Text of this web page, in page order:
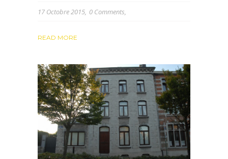
17 Octobre 2015 0 Comments
READ MORE